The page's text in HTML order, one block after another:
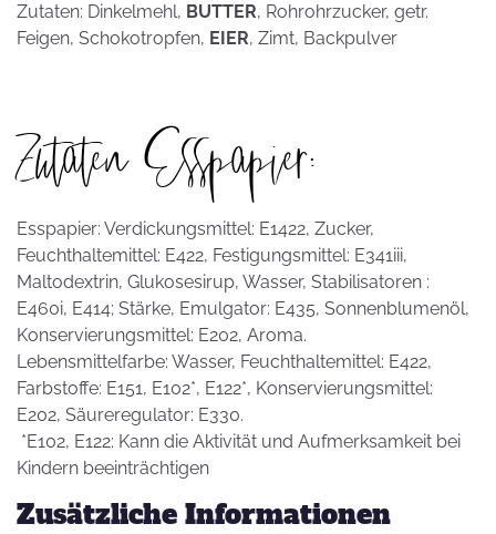
Zutaten: Dinkelmehl, BUTTER, Rohrohrzucker, getr.
Feigen, Schokotropfen, EIER, Zimt, Backpulver
Zutaten Esspapier:
Esspapier: Verdickungsmittel: E1422, Zucker,
Feuchthaltemittel: E422, Festigungsmittel: E341iii,
Maltodextrin, Glukosesirup, Wasser, Stabilisatoren :
E460i, E414; Stärke, Emulgator: E435, Sonnenblumenöl,
Konservierungsmittel: E202, Aroma.
Lebensmittelfarbe: Wasser, Feuchthaltemittel: E422,
Farbstoffe: E151, E102*, E122*, Konservierungsmittel:
E202, Säureregulator: E330.
*E102, E122: Kann die Aktivität und Aufmerksamkeit bei
Kindern beeinträchtigen
Zusätzliche Informationen